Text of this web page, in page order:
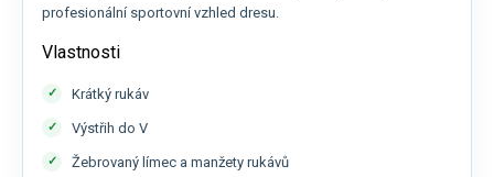
profesionální sportovní vzhled dresu.
Vlastnosti
Krátký rukáv
Výstřih do V
Žebrovaný límec a manžety rukávů